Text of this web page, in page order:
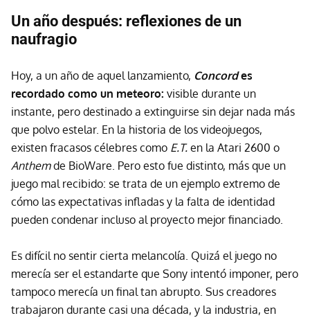
Un año después: reflexiones de un
naufragio
Hoy, a un año de aquel lanzamiento, Concordes
recordado como un meteoro: visible durante un
instante, pero destinado a extinguirse sin dejar nada más
que polvo estelar. En la historia de los videojuegos,
existen fracasos célebres como E.T. en la Atari 2600 o
Anthemde BioWare. Pero esto fue distinto, más que un
juego mal recibido: se trata de un ejemplo extremo de
cómo las expectativas infladas y la falta de identidad
pueden condenar incluso al proyecto mejor financiado.
Es difícil no sentir cierta melancolía. Quizá el juego no
merecía ser el estandarte que Sony intentó imponer, pero
tampoco merecía un final tan abrupto. Sus creadores
trabajaron durante casi una década, y la industria, en